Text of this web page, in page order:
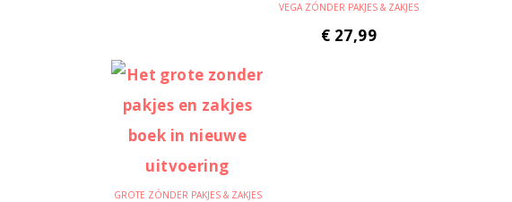
VEGA ZÓNDER PAKJES & ZAKJES
€ 27,99
GROTE ZÓNDER PAKJES & ZAKJES